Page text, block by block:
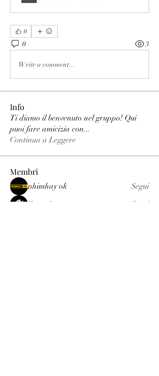
0
0 3
Write a comment...
Info
Ti diamo il benvenuto nel gruppo! Qui
puoi fare amicizia con...
Continua a Leggere
Membri
phimhay ok
Segui
Sun win
Segui